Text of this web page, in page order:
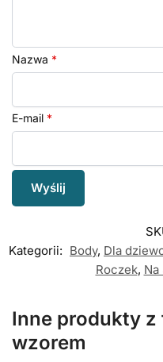
Nazwa *
E-mail *
Kategorii: Body, Dla
Roczek,
Inne produkty z
wzorem